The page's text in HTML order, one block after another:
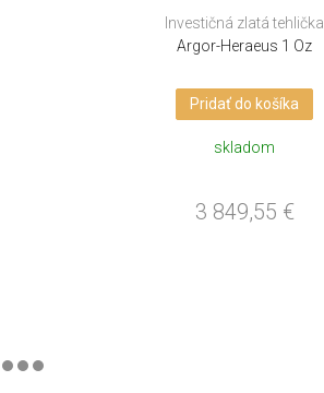
Investičná zlatá tehlička
Argor-Heraeus 1 Oz
Pridať do košíka
skladom
3 849,55 €